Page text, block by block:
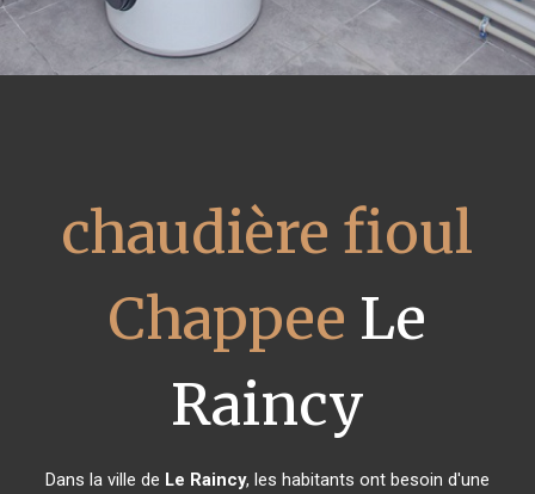
chaudière fioul
Chappee Le
Raincy
Dans la ville de Le Raincy, les habitants ont besoin d'une